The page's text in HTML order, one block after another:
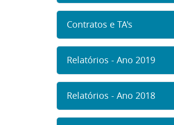
Contratos e TA's
Relatórios - Ano 2019
Relatórios - Ano 2018